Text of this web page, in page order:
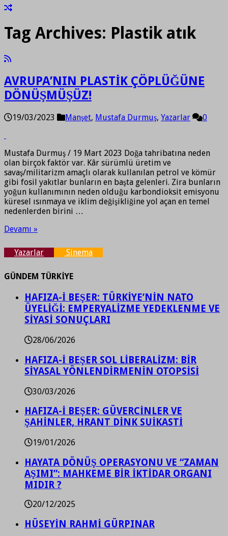
Tag Archives: Plastik atık
AVRUPA’NIN PLASTİK ÇÖPLÜĞÜNE
DÖNÜŞMÜŞÜZ!
19/03/2023 Manşet, Mustafa Durmuş, Yazarlar 0
Mustafa Durmuş / 19 Mart 2023 Doğa tahribatına neden
olan birçok faktör var. Kâr sürümlü üretim ve
savaş/militarizm amaçlı olarak kullanılan petrol ve kömür
gibi fosil yakıtlar bunların en başta gelenleri. Zira bunların
yoğun kullanımının neden olduğu karbondioksit emisyonu
küresel ısınmaya ve iklim değişikliğine yol açan en temel
nedenlerden birini …
Devamı »
Yazarlar Sinema
GÜNDEM TÜRKİYE
HAFIZA-İ BEŞER: TÜRKİYE’NİN NATO
ÜYELİĞİ: EMPERYALİZME YEDEKLENME VE
SİYASİ SONUÇLARI
28/06/2026
HAFIZA-İ BEŞER SOL LİBERALİZM: BİR
SİYASAL YÖNLENDİRMENİN OTOPSİSİ
30/03/2026
HAFIZA-İ BEŞER: GÜVERCİNLER VE
ŞAHİNLER, HRANT DİNK SUİKASTİ
19/01/2026
HAYATA DÖNÜŞ OPERASYONU VE “ZAMAN
AŞIMI”: MAHKEME BİR İKTİDAR ORGANI
MIDIR ?
20/12/2025
HÜSEYİN RAHMİ GÜRPINAR